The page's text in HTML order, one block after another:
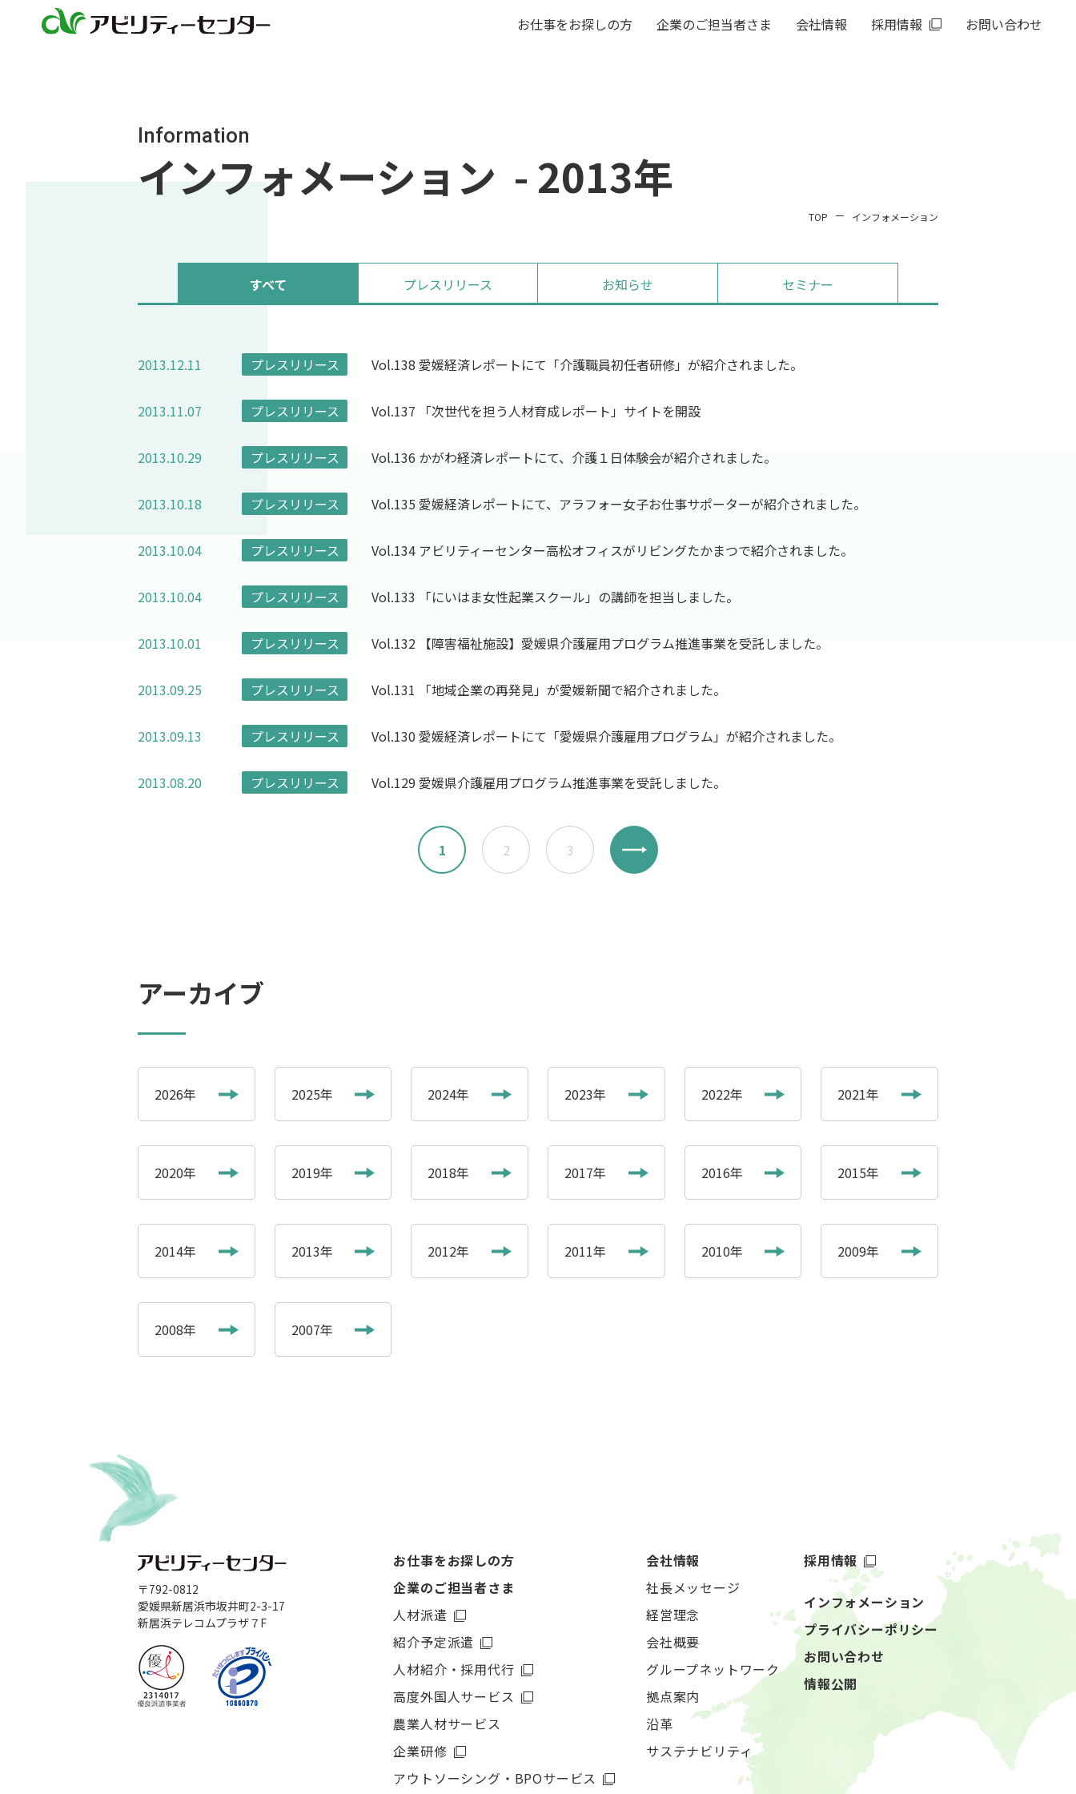
お仕事をお探しの方 企業のご担当者さま 会社情報 採用情報 お問い合わせ
Information
インフォメーション - 2013年
TOP インフォメーション
すべて プレス リリース お知らせ セミナー
2013.12.11 プレスリリース Vol.138 愛媛経済レポートにて「介護職員初任者研修」が紹介されました。
2013.11.07 プレスリリース Vol.137 「次世代を担う人材育成レポート」サイトを開設
2013.10.29 プレスリリース Vol.136 かがわ経済レポートにて、介護１日体験会が紹介されました。
2013.10.18 プレスリリース Vol.135 愛媛経済レポートにて、アラフォー女子お仕事サポーターが紹介されました。
2013.10.04 プレスリリース Vol.134 アビリティーセンター高松オフィスがリビングたかまつで紹介されました。
2013.10.04 プレスリリース Vol.133 「にいはま女性起業スクール」の講師を担当しました。
2013.10.01 プレスリリース Vol.132 【障害福祉施設】愛媛県介護雇用プログラム推進事業を受託しました。
2013.09.25 プレスリリース Vol.131 「地域企業の再発見」が愛媛新聞で紹介されました。
2013.09.13 プレスリリース Vol.130 愛媛経済レポートにて「愛媛県介護雇用プログラム」が紹介されました。
2013.08.20 プレスリリース Vol.129 愛媛県介護雇用プログラム推進事業を受託しました。
1 2 3
アーカイブ
2026年 2025年 2024年 2023年 2022年 2021年
2020年 2019年 2018年 2017年 2016年 2015年
2014年 2013年 2012年 2011年 2010年 2009年
2008年 2007年
〒792-0812
愛媛県新居浜市坂井町2-3-17
新居浜テレコムプラザ７F
お仕事をお探しの方
企業のご担当者さま
人材派遣
紹介予定派遣
人材紹介・採用代行
高度外国人サービス
農業人材サービス
企業研修
アウトソーシング・ BPOサービス
会社情報
社長メッセージ
経営理念
会社概要
グループネットワーク
拠点案内
沿革
サステナビリティ
採用情報
インフォメーション
プライバシーポリシー
お問い合わせ
情報公開